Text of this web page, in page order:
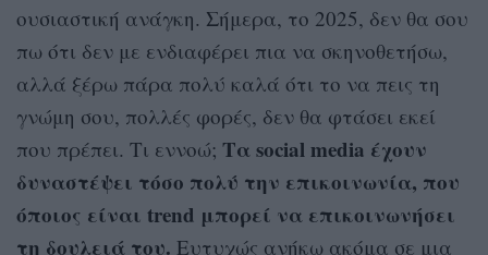
ουσιαστική ανάγκη. Σήμερα, το 2025, δεν θα σου
πω ότι δεν με ενδιαφέρει πια να σκηνοθετήσω,
αλλά ξέρω πάρα πολύ καλά ότι το να πεις τη
γνώμη σου, πολλές φορές, δεν θα φτάσει εκεί
που πρέπει. Τι εννοώ; Τα social media έχουν
δυναστέψει τόσο πολύ την επικοινωνία, που
όποιος είναι trend μπορεί να επικοινωνήσει
τη δουλειά του. Ευτυχώς ανήκω ακόμα σε μια